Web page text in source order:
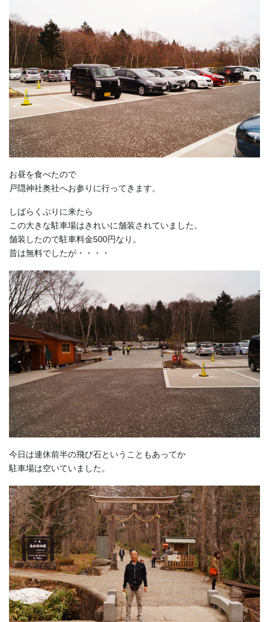
お昼を食べたので
戸隠神社奥社へお参りに行ってきます。
しばらくぶりに来たら
この大きな駐車場はきれいに舗装されていました。
舗装したので駐車料金500円なり。
昔は無料でしたが・・・・
今日は連休前半の飛び石ということもあってか
駐車場は空いていました。